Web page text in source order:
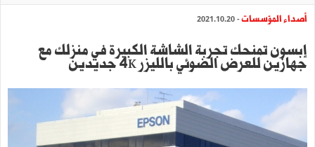
أصداء المؤسسات- 2021.10.20
إبسون تمنحك تجربة الشاشة الكبيرة في منزلك مع
جهازين للعرض الضوئي بالليزر 4K جديدين